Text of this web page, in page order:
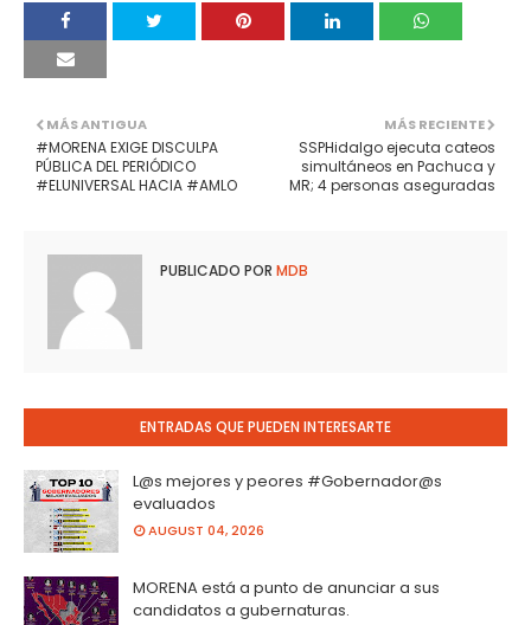
MÁS RECIENTE
SSPHidalgo ejecuta cateos
simultáneos en Pachuca y
MR; 4 personas aseguradas
MÁS ANTIGUA
#MORENA EXIGE DISCULPA
PÚBLICA DEL PERIÓDICO
#ELUNIVERSAL HACIA #AMLO
PUBLICADO POR MDB
ENTRADAS QUE PUEDEN INTERESARTE
L@s mejores y peores #Gobernador@s
evaluados
AUGUST 04, 2026
MORENA está a punto de anunciar a sus
candidatos a gubernaturas.